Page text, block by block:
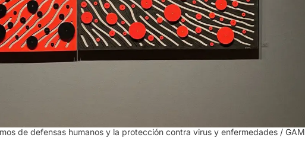
de defensas humanos y la protección contra virus y enfermedades / GAM